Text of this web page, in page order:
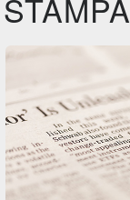
STAMPA